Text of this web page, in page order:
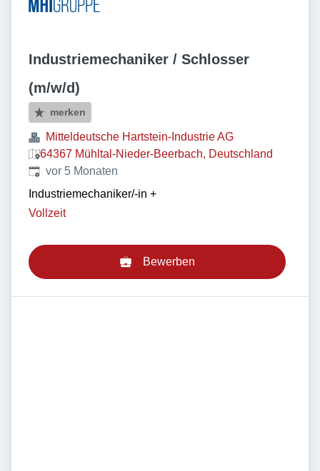
Industriemechaniker / Schlosser
(m/w/d)
merken
Mitteldeutsche Hartstein-Industrie AG
64367 Mühltal-Nieder-Beerbach, Deutschland
Veröffentlicht:
vor 5 Monaten
Industriemechaniker/-in +
Vollzeit
Bewerben